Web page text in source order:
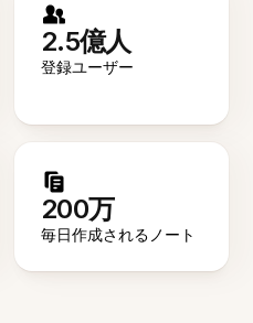
2.5億人
登録ユーザー
200万
毎日作成されるノート